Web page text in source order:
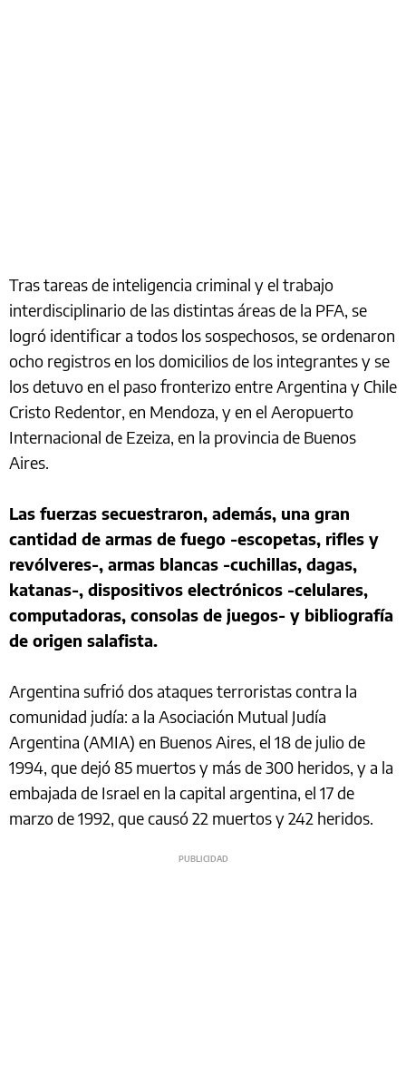
Tras tareas de inteligencia criminal y el trabajo
interdisciplinario de las distintas áreas de la PFA, se
logró identificar a todos los sospechosos, se ordenaron
ocho registros en los domicilios de los integrantes y se
los detuvo en el paso fronterizo entre Argentina y Chile
Cristo Redentor, en Mendoza, y en el Aeropuerto
Internacional de Ezeiza, en la provincia de Buenos
Aires.
Las fuerzas secuestraron, además, una gran
cantidad de armas de fuego -escopetas, rifles y
revólveres-, armas blancas -cuchillas, dagas,
katanas-, dispositivos electrónicos -celulares,
computadoras, consolas de juegos- y bibliografía
de origen salafista.
Argentina sufrió dos ataques terroristas contra la
comunidad judía: a la Asociación Mutual Judía
Argentina (AMIA) en Buenos Aires, el 18 de julio de
1994, que dejó 85 muertos y más de 300 heridos, y a la
embajada de Israel en la capital argentina, el 17 de
marzo de 1992, que causó 22 muertos y 242 heridos.